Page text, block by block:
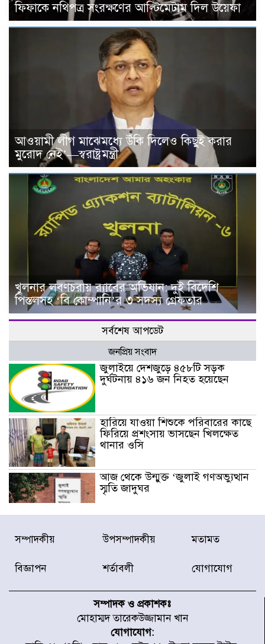
ফিফাকে নথিপত্র সংরক্ষণের আল্টিমেটাম দিল উয়েফা
আওয়ামী লীগ মাঝেমধ্যে উঁকি দিলেও কিছুই করার
মুরোদ নেই’—স্বরাষ্ট্রমন্ত্রী
খুলনার লবণচরায় র‍্যাবের অভিযান: দুই বিদেশি
পিস্তলসহ ‘বি কোম্পানি’র ৩ সদস্য গ্রেফতার
সর্বশেষ আপডেট
জনপ্রিয় সংবাদ
জুলাইয়ে দেশজুড়ে ৪৫৮টি সড়ক
দুর্ঘটনায় ৪১৬ জন নিহত হয়েছেন
হারিয়ে যাওয়া শিশুকে পরিবারের কাছে
ফিরিয়ে প্রশংসায় ভাসছেন খিলক্ষেত
থানার ওসি
আজ থেকে উন্মুক্ত ‘জুলাই গণঅভ্যুত্থান
স্মৃতি জাদুঘর
রাজধানীর উত্তরা আঞ্চলিক পাসপোর্ট
অফিসের সামনে দালাল চক্রের ১৩ জন
করেছে র‌্যাব-১
চূড়ান্ত পর্যায়ে : ইরান
প্রত্যেক অপরাধীর বিচার এ দেশেই
সম্পাদকীয় উপসম্পাদকীয় মতামত
বিজ্ঞাপন শর্তাবলী যোগাযোগ
সম্পাদক ও প্রকাশকঃ
মোহাম্মদ তারেকউজ্জামান খান
যোগাযোগ: